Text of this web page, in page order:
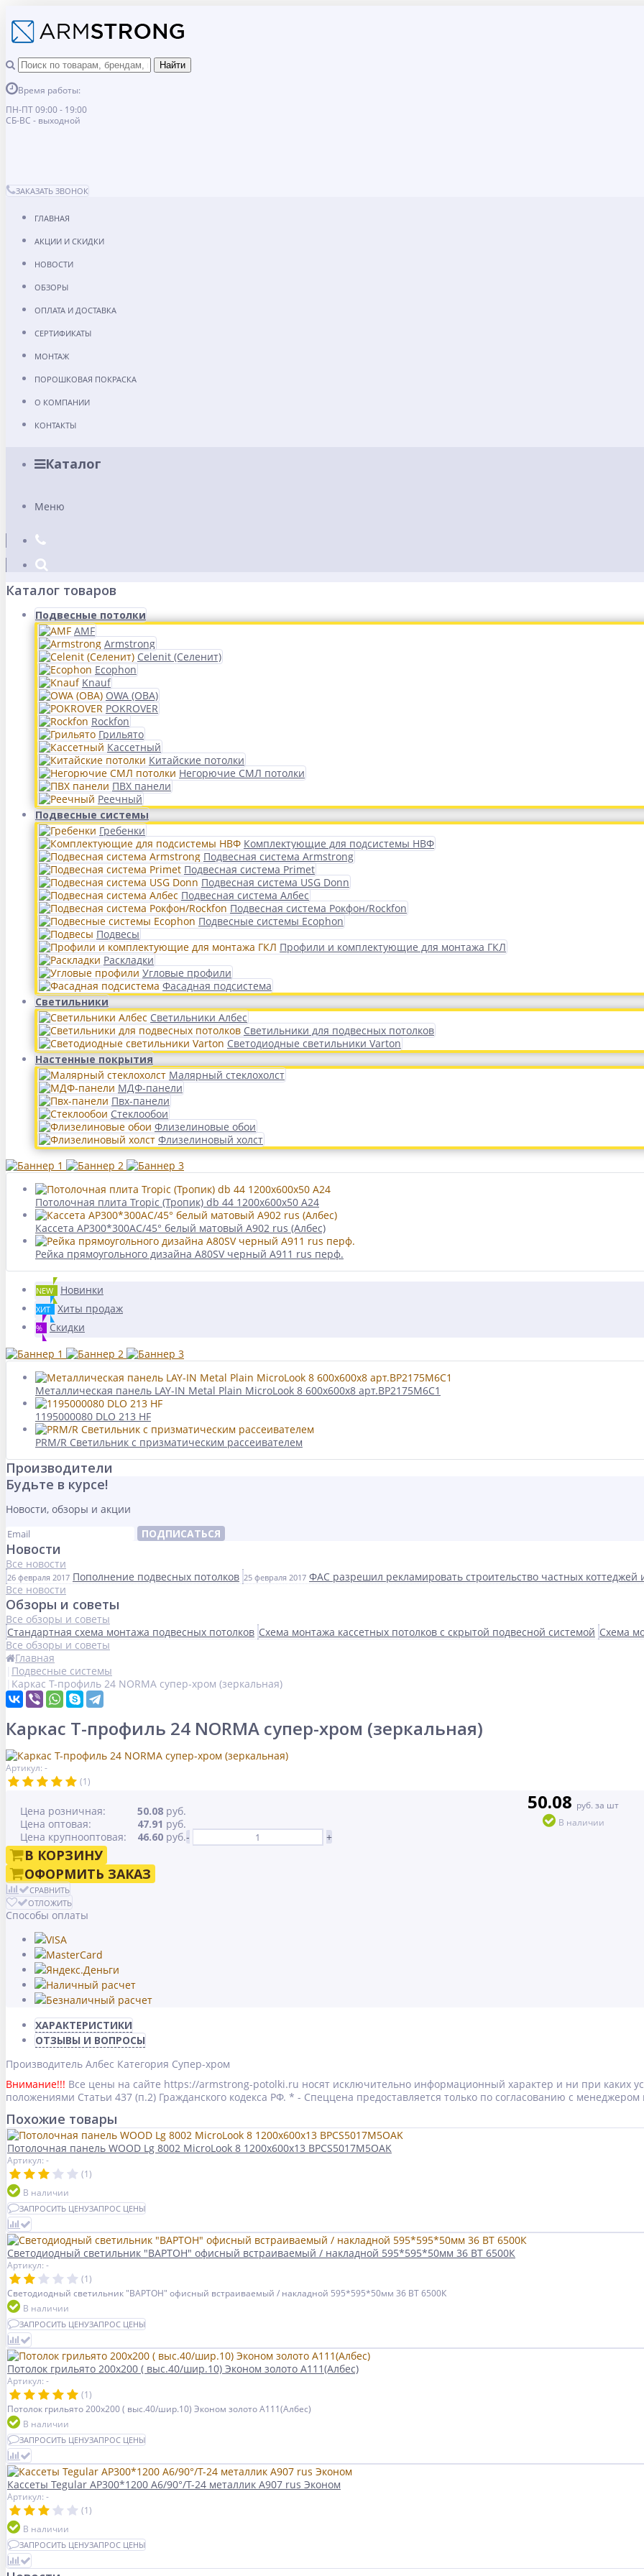
Время работы:
ПН-ПТ 09:00 - 19:00
СБ-ВС - выходной
ЗАКАЗАТЬ ЗВОНОК
ГЛАВНАЯ
АКЦИИ И СКИДКИ
НОВОСТИ
ОБЗОРЫ
ОПЛАТА И ДОСТАВКА
СЕРТИФИКАТЫ
МОНТАЖ
ПОРОШКОВАЯ ПОКРАСКА
О КОМПАНИИ
КОНТАКТЫ
Каталог
Меню
Каталог товаров
Подвесные потолки
AMF
Armstrong
Celenit (Селенит)
Ecophon
Knauf
OWA (ОВА)
POKROVER
Rockfon
Грильято
Кассетный
Китайские потолки
Негорючие СМЛ потолки
ПВХ панели
Реечный
Подвесные системы
Гребенки
Комплектующие для подсистемы НВФ
Подвесная система Armstrong
Подвесная система Primet
Подвесная система USG Donn
Подвесная система Албес
Подвесная система Рокфон/Rockfon
Подвесные системы Ecophon
Подвесы
Профили и комплектующие для монтажа ГКЛ
Раскладки
Угловые профили
Фасадная подсистема
Светильники
Светильники Албес
Светильники для подвесных потолков
Светодиодные светильники Varton
Настенные покрытия
Малярный стеклохолст
МДФ-панели
Пвх-панели
Стеклообои
Флизелиновые обои
Флизелиновый холст
Потолочная плита Tropic (Тропик) db 44 1200x600x50 A24
Кассета AP300*300АС/45° белый матовый А902 rus (Албес)
Рейка прямоугольного дизайна A80SV черный А911 rus перф.
NEW Новинки
ХИТ Хиты продаж
% Скидки
Металлическая панель LAY-IN Metal Plain MicroLook 8 600x600x8 арт.BP2175M6C1
1195000080 DLO 213 HF
PRM/R Светильник с призматическим рассеивателем
Производители
Будьте в курсе!
Новости, обзоры и акции
ПОДПИСАТЬСЯ
Новости
Все новости
26 февраля 2017 Пополнение подвесных потолков 25 февраля 2017 ФАС разрешил рекламировать строительство частных коттеджей
Все новости
Обзоры и советы
Все обзоры и советы
Стандартная схема монтажа подвесных потолков Схема монтажа кассетных потолков с скрытой подвесной системой Схема
Все обзоры и советы
Главная
Подвесные системы
Каркас Т-профиль 24 NORMA супер-хром (зеркальная)
Каркас Т-профиль 24 NORMA супер-хром (зеркальная)
Артикул: -
(1)
Цена розничная: 50.08 руб.
Цена оптовая:
47.91 руб.
Цена крупнооптовая:
46.60 руб.
50.08 руб. за шт
В наличии
- +
В КОРЗИНУ
ОФОРМИТЬ ЗАКАЗ
СРАВНИТЬ
ОТЛОЖИТЬ
Способы оплаты
ХАРАКТЕРИСТИКИ
ОТЗЫВЫ И ВОПРОСЫ
Производитель Албес Категория Супер-хром
Внимание!!! Все цены на сайте https://armstrong-potolki.ru носят исключительно информационный характер и ни при каких
положениями Статьи 437 (п.2) Гражданского кодекса РФ. * - Спеццена предоставляется только по согласованию с
Похожие товары
Потолочная панель WOOD Lg 8002 MicroLook 8 1200x600x13 BPCS5017M5OAK
Артикул: -
(1)
В наличии
ЗАПРОСИТЬ ЦЕНУЗАПРОС ЦЕНЫ
Светодиодный светильник "ВАРТОН" офисный встраиваемый / накладной 595*595*50мм 36 ВТ 6500К
Артикул: -
(1)
Светодиодный светильник "ВАРТОН" офисный встраиваемый / накладной 595*595*50мм 36 ВТ 6500К
В наличии
ЗАПРОСИТЬ ЦЕНУЗАПРОС ЦЕНЫ
Потолок грильято 200х200 ( выс.40/шир.10) Эконом золото А111(Албес)
Артикул: -
(1)
Потолок грильято 200х200 ( выс.40/шир.10) Эконом золото А111(Албес)
В наличии
ЗАПРОСИТЬ ЦЕНУЗАПРОС ЦЕНЫ
Кассеты Tegular AP300*1200 A6/90°/Т-24 металлик А907 rus Эконом
Артикул: -
(1)
В наличии
ЗАПРОСИТЬ ЦЕНУЗАПРОС ЦЕНЫ